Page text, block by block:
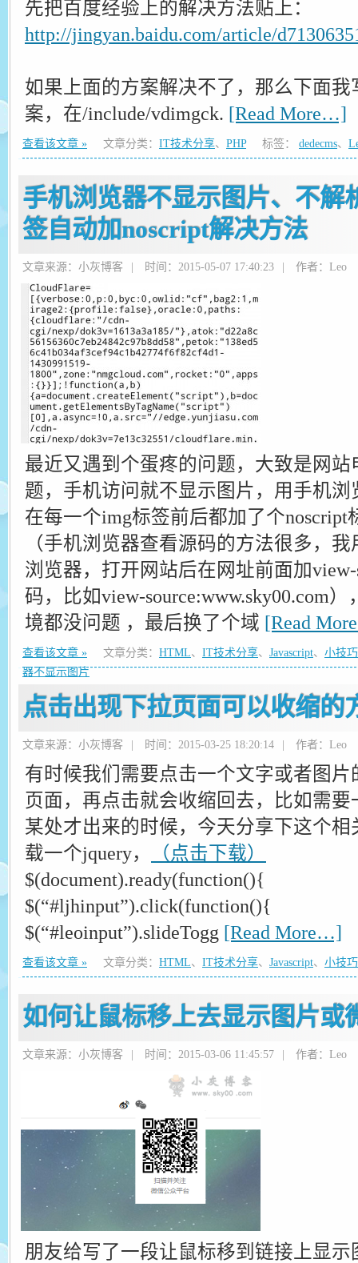
先把百度经验上的解决方法贴上：
http://jingyan.baidu.com/article/
如果上面的方案解决不了，那么下面
案，在/include/vdimgck. [Read More…]
查看该文章 » 文章分类： IT技术分享、 PHP标签： dedecms、
手机浏览器不显示图片、不解
签自动加noscript解决方法
文章来源：小灰博客 时间：2015-05-07 17:40:23 作者：Leo
最近又遇到个蛋疼的问题，大致是网
题，手机访问就不显示图片，用手机
在每一个img标签前后都加了个noscript
（手机浏览器查看源码的方法很多，
浏览器，打开网站后在网址前面加
码，比如view-source:www.sky00.com
境都没问题 ，最后换了个域 [Read
查看该文章 » 文章分类： HTML、 IT技术分享、 Javascript、 小技巧
器不显示图片
点击出现下拉页面可以收缩的
文章来源：小灰博客 时间：2015-03-25 18:20:14 作者：Leo
有时候我们需要点击一个文字或者图
页面，再点击就会收缩回去，比如需
某处才出来的时候，今天分享下这个
载一个jquery，
（点击下载）
$(document).ready(function(){
$(“#ljhinput”).click(function(){
$(“#leoinput”).slideTogg [Read More…]
查看该文章 » 文章分类： HTML、 IT技术分享、 Javascript、 小技巧
如何让鼠标移上去显示图片或
文章来源：小灰博客 时间：2015-03-06 11:45:57 作者：Leo
朋友给写了一段让鼠标移到链接上显示